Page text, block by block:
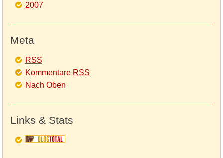
2007
Meta
RSS
Kommentare RSS
Nach Oben
Links & Stats